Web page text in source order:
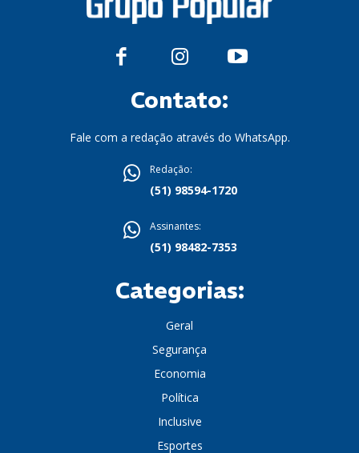
Contato:
Fale com a redação através do WhatsApp.
Redação:
(51) 98594-1720
Assinantes:
(51) 98482-7353
Categorias:
Geral
Segurança
Economia
Política
Inclusive
Esportes